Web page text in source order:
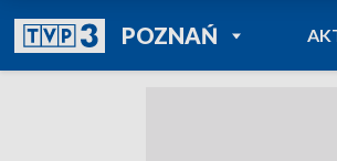
POZNAŃPOWRÓT DO
TVP REGIONY